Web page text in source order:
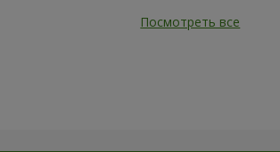
Посмотреть все